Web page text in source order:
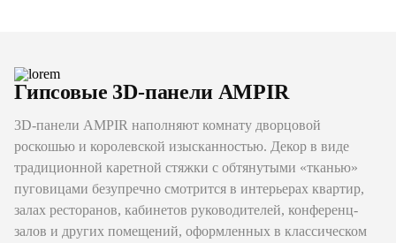
Гипсовые 3D-панели AMPIR
3D-панели AMPIR наполняют комнату дворцовой
роскошью и королевской изысканностью. Декор в виде
традиционной каретной стяжки с обтянутыми «тканью»
пуговицами безупречно смотрится в интерьерах квартир,
залах ресторанов, кабинетов руководителей, конференц-
залов и других помещений, оформленных в классическом